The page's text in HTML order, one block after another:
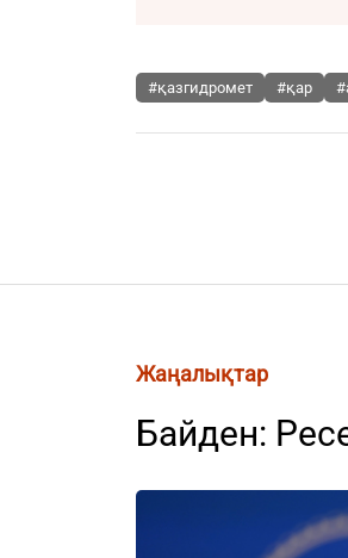
#қазгидромет #қар
Жаңалықтар
Байден: